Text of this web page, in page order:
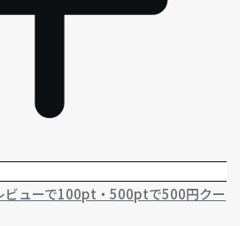
ビューで100pt・500ptで500円クー